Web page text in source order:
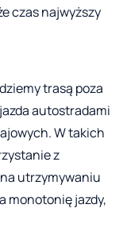
czas najwyższy
trasą poza
autostradami
W takich
z
utrzymywaniu
monotonię jazdy,